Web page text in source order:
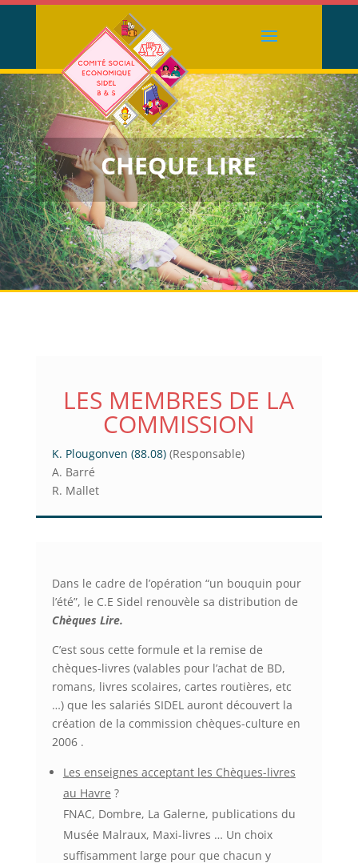
CHEQUE LIRE
LES MEMBRES DE LA
COMMISSION
K. Plougonven (88.08) (Responsable)
A. Barré
R. Mallet
Dans le cadre de l’opération “un bouquin pour
l’été”, le C.E Sidel renouvèle sa distribution de
Chèques Lire.
C’est sous cette formule et la remise de
chèques-livres (valables pour l’achat de BD,
romans, livres scolaires, cartes routières, etc
…) que les salariés SIDEL auront découvert la
création de la commission chèques-culture en
2006 .
Les enseignes acceptant les Chèques-livres
au Havre ?
FNAC, Dombre, La Galerne, publications du
Musée Malraux, Maxi-livres … Un choix
suffisamment large pour que chacun y